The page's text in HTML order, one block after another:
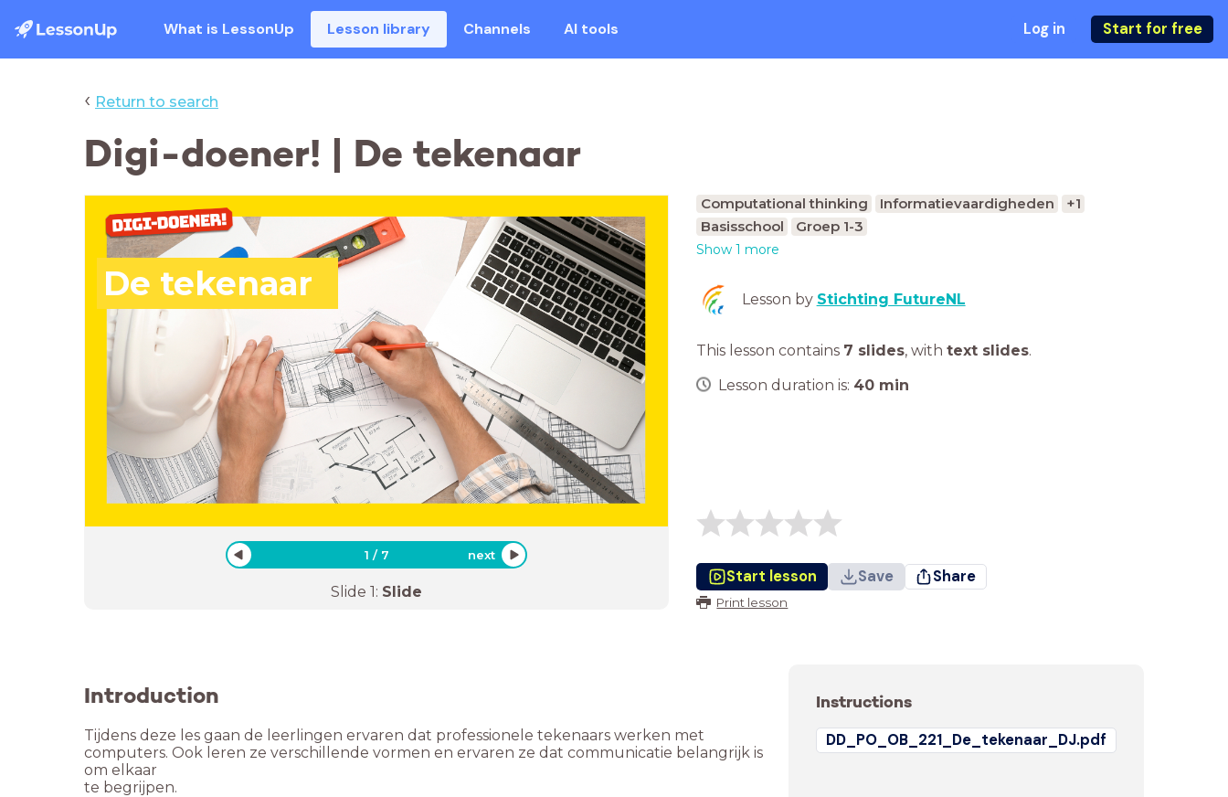
What is LessonUp Lesson library Channels AI tools Log in Start for free
‹ Return to search
Digi-doener! | De tekenaar
De tekenaar
1 / 7 next
Slide 1: Slide
Computational thinking Informatievaardigheden
+1
Basisschool
Groep 1-3
Show 1 more
Lesson by Stichting FutureNL
This lesson contains 7 slides, with text slides.
Lesson duration is: 40 min
Start lesson Save Share
Print lesson
Introduction
Tijdens deze les gaan de leerlingen ervaren dat professionele tekenaars werken met
computers. Ook leren ze verschillende vormen en ervaren ze dat communicatie belangrijk is
om elkaar
te begrijpen.
Instructions
DD_PO_OB_221_De_tekenaar_DJ.pdf